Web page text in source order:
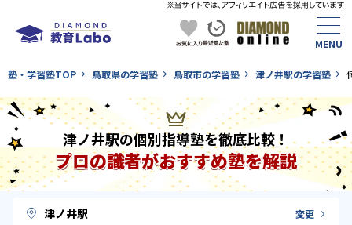
塾・学習塾TOP 鳥取県の学習塾 鳥取市の学習塾 津ノ井駅の学習塾
津ノ井駅の個別指導塾を徹底比較！
プロの識者がおすすめ塾を解説
津ノ井駅 変更